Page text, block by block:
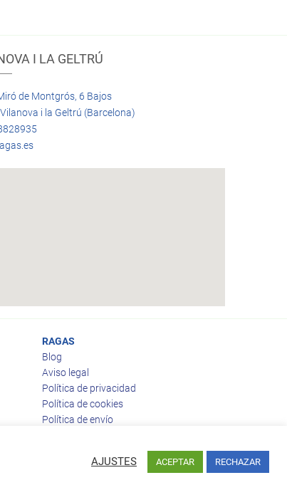
I LA GELTRÚ
de Montgrós, 6 Bajos
i la Geltrú (Barcelona)
RAGAS
Blog
Aviso legal
Política de privacidad
Política de cookies
Política de envío
AJUSTES ACEPTAR RECHAZAR